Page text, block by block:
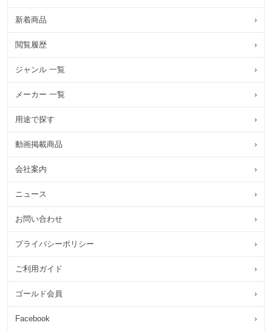
新着商品 ›
閲覧履歴 ›
ジャンル 一覧 ›
メーカー 一覧 ›
用途で探す ›
動画掲載商品 ›
会社案内 ›
ニュース ›
お問い合わせ ›
プライバシーポリシー ›
ご利用ガイド ›
ゴールド会員 ›
Facebook ›